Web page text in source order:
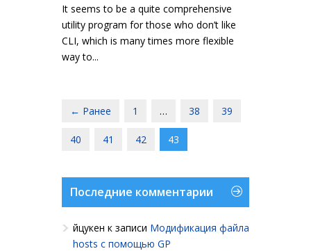
It seems to be a quite comprehensive
utility program for those who don’t like
CLI, which is many times more flexible
way to...
← Ранее 1 … 38 39
40 41 42 43
Последние комментарии
йцукен к записи Модификация файла
hosts с помощью GP